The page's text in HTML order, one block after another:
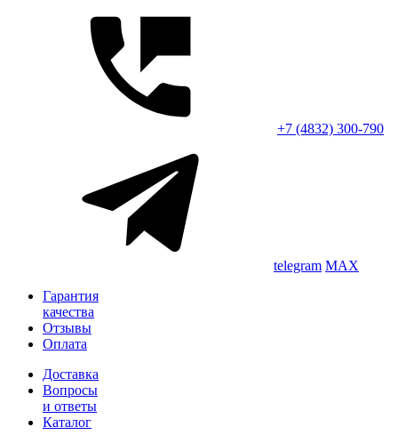
+7 (4832) 300-790
telegram MAX
Гарантия
качества
Отзывы
Оплата
Доставка
Вопросы
и ответы
Каталог